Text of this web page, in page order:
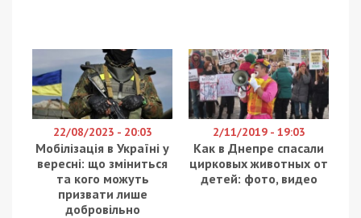
22/08/2023 - 20:03
Мобілізація в Україні у
вересні: що зміниться
та кого можуть
призвати лише
добровільно
2/11/2019 - 19:03
Как в Днепре спасали
цирковых животных от
детей: фото, видео